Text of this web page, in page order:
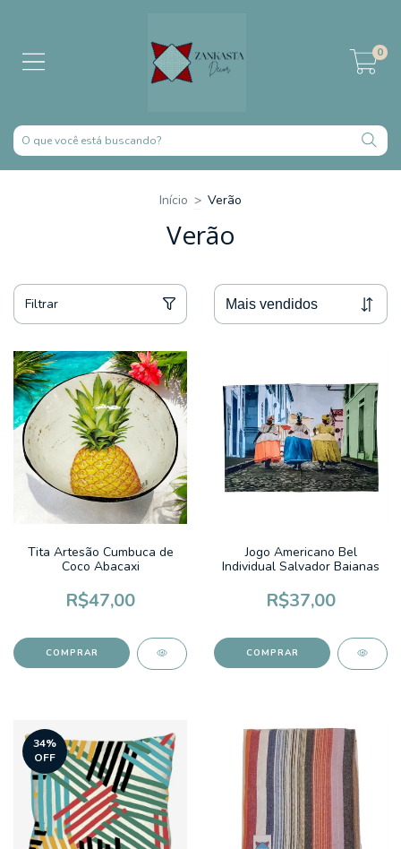
0
Início > Verão
Verão
Filtrar
Tita Artesão Cumbuca de
Coco Abacaxi
R$47,00
Jogo Americano Bel
Individual Salvador Baianas
R$37,00
34%
OFF